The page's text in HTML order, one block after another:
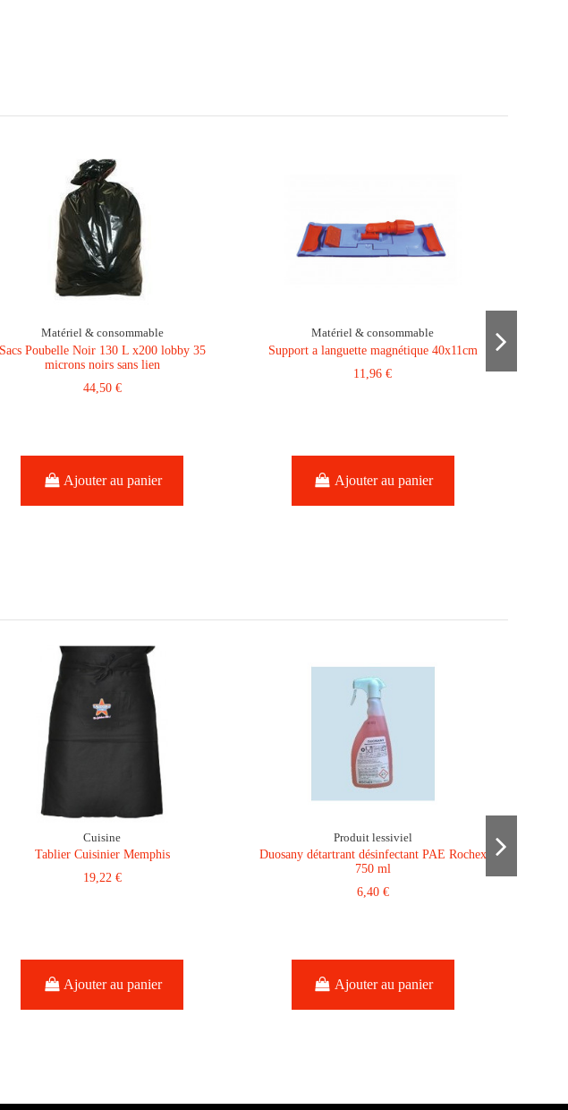
Matériel & consommable
Sacs Poubelle Noir 130 L x200 lobby 35
microns noirs sans lien
44,50 €
Ajouter au panier
Matériel & consommable
Support a languette magnétique 40x11cm
11,96 €
Ajouter au panier
Cuisine
Tablier Cuisinier Memphis
19,22 €
Ajouter au panier
Produit lessiviel
Duosany détartrant désinfectant PAE Rochex
750 ml
6,40 €
Ajouter au panier